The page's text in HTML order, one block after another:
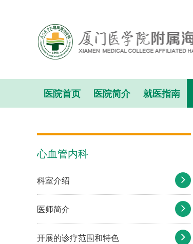
医院首页 医院简介 就医指南
心血管内科
科室介绍
医师简介
开展的诊疗范围和特色